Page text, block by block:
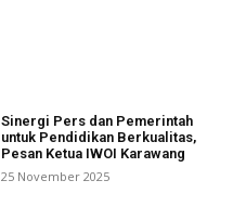
Sinergi Pers dan Pemerintah
untuk Pendidikan Berkualitas,
Pesan Ketua IWOI Karawang
25 November 2025